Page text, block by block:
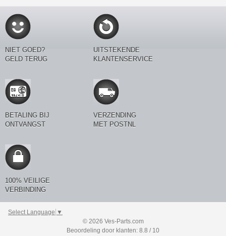
NIET GOED?
GELD TERUG
UITSTEKENDE
KLANTENSERVICE
BETALING BIJ
ONTVANGST
VERZENDING
MET POSTNL
100% VEILIGE
VERBINDING
Select Language ▼
© 2026 Ves-Parts.com
Beoordeling door klanten: 8.8 / 10